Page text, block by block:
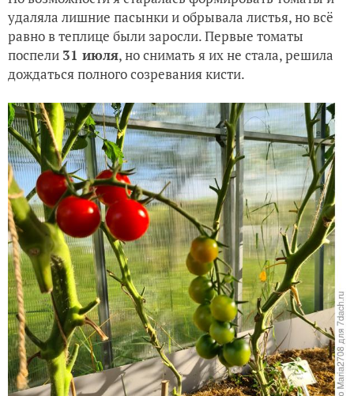
удаляла лишние пасынки и обрывала листья, но всё
равно в теплице были заросли. Первые томаты
поспели 31 июля, но снимать я их не стала, решила
дождаться полного созревания кисти.